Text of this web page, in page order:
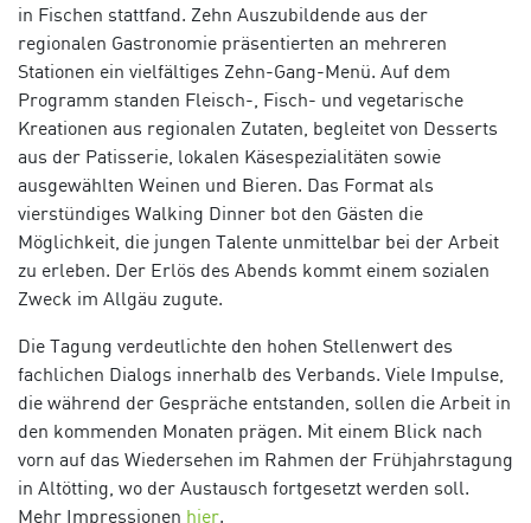
in Fischen stattfand. Zehn Auszubildende aus der
regionalen Gastronomie präsentierten an mehreren
Stationen ein vielfältiges Zehn-Gang-Menü. Auf dem
Programm standen Fleisch-, Fisch- und vegetarische
Kreationen aus regionalen Zutaten, begleitet von Desserts
aus der Patisserie, lokalen Käsespezialitäten sowie
ausgewählten Weinen und Bieren. Das Format als
vierstündiges Walking Dinner bot den Gästen die
Möglichkeit, die jungen Talente unmittelbar bei der Arbeit
zu erleben. Der Erlös des Abends kommt einem sozialen
Zweck im Allgäu zugute.
Die Tagung verdeutlichte den hohen Stellenwert des
fachlichen Dialogs innerhalb des Verbands. Viele Impulse,
die während der Gespräche entstanden, sollen die Arbeit in
den kommenden Monaten prägen. Mit einem Blick nach
vorn auf das Wiedersehen im Rahmen der Frühjahrstagung
in Altötting, wo der Austausch fortgesetzt werden soll.
Mehr Impressionen hier.